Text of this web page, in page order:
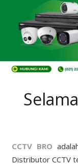
CCTV BRO
Distributor CCTV